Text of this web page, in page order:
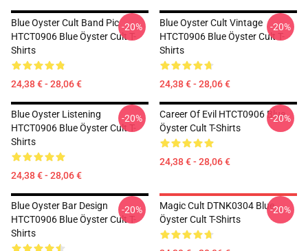
Blue Oyster Cult Band Pic
HTCT0906 Blue Öyster Cult T-
Shirts
24,38 € - 28,06 €
-20%
Blue Oyster Cult Vintage
HTCT0906 Blue Öyster Cult T-
Shirts
24,38 € - 28,06 €
-20%
Blue Oyster Listening
HTCT0906 Blue Öyster Cult T-
Shirts
24,38 € - 28,06 €
-20%
Career Of Evil HTCT0906 Blue
Öyster Cult T-Shirts
24,38 € - 28,06 €
-20%
Blue Oyster Bar Design
HTCT0906 Blue Öyster Cult T-
Shirts
-20%
Magic Cult DTNK0304 Blue
Öyster Cult T-Shirts
-20%